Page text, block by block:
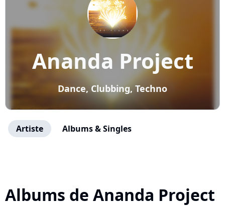
Ananda Project
Dance, Clubbing, Techno
Artiste Albums & Singles
Albums de Ananda Project